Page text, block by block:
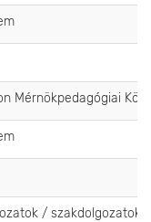
Mérnökpedagógiai
/ szakdolgozatok